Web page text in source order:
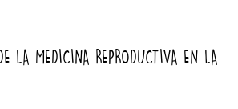
LA MEDICINA REPRODUCTIVA EN LA